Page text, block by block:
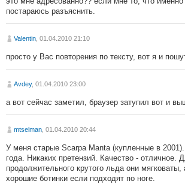
постараюсь разъяснить.
Valentin , 01.04.2010 21:10
просто у Вас повторения по тексту, вот я и
Avdey, 01.04.2010 23:00
а вот сейчас заметил, браузер затупил вот и
mtselman , 01.04.2010 20:44
У меня старые Scarpa Manta (купленные в
года. Никаких претензий. Качество - отличное.
продолжительного крутого льда они
хорошие ботинки если подходят по ноге.